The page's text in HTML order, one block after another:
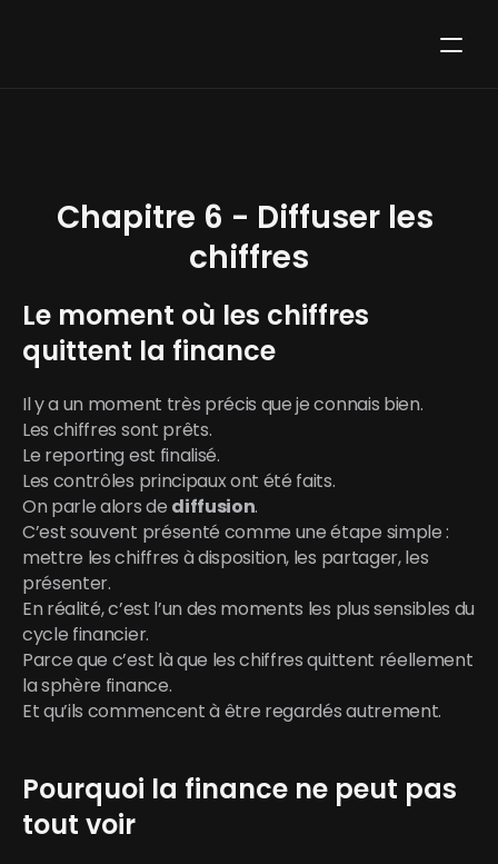
Chapitre 6 - Diffuser les
chiffres
Le moment où les chiffres
quittent la finance
Il y a un moment très précis que je connais bien.
Les chiffres sont prêts.
Le reporting est finalisé.
Les contrôles principaux ont été faits.
On parle alors de diffusion.
C’est souvent présenté comme une étape simple :
mettre les chiffres à disposition, les partager, les
présenter.
En réalité, c’est l’un des moments les plus sensibles du
cycle financier.
Parce que c’est là que les chiffres quittent réellement
la sphère finance.
Et qu’ils commencent à être regardés autrement.
Pourquoi la finance ne peut pas
tout voir